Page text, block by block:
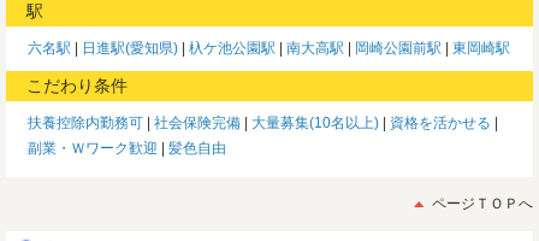
駅
六名駅 日進駅(愛知県) 杁ケ池公園駅 南大高駅 岡崎公園前駅 東岡崎駅
こだわり条件
扶養控除内勤務可 社会保険完備 大量募集(10名以上)
資格を活かせる
副業・Ｗワーク歓迎
髪色自由
ページＴＯＰへ